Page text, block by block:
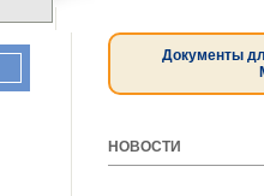
Документы
НОВОСТИ